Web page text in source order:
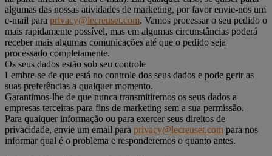
algumas das nossas atividades de marketing, por favor envie-nos um
e-mail para privacy@lecreuset.com. Vamos processar o seu pedido o
mais rapidamente possível, mas em algumas circunstâncias poderá
receber mais algumas comunicações até que o pedido seja
processado completamente.
Os seus dados estão sob seu controle
Lembre-se de que está no controle dos seus dados e pode gerir as
suas preferências a qualquer momento.
Garantimos-lhe de que nunca transmitiremos os seus dados a
empresas terceiras para fins de marketing sem a sua permissão.
Para qualquer informação ou para exercer seus direitos de
privacidade, envie um email para privacy@lecreuset.com para nos
informar qual é o problema e responderemos o quanto antes.